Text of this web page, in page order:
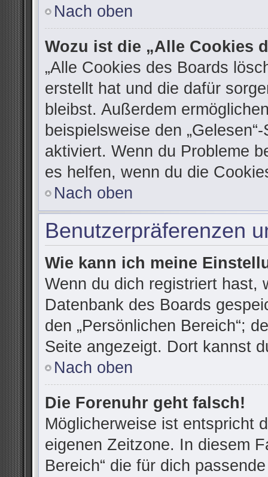
Nach oben
Wozu ist die „Alle Cookies
„Alle Cookies des Boards
erstellt hat und die dafür
bleibst. Außerdem
beispielsweise den
aktiviert. Wenn du Probleme
es helfen, wenn du die
Nach oben
Benutzerpräferenzen
Wie kann ich meine
Wenn du dich registriert hast,
Datenbank des Boards
den „Persönlichen Bereich“;
Seite angezeigt. Dort kannst
Nach oben
Die Forenuhr geht falsch!
Möglicherweise ist entspricht
eigenen Zeitzone. In diesem
Bereich“ die für dich